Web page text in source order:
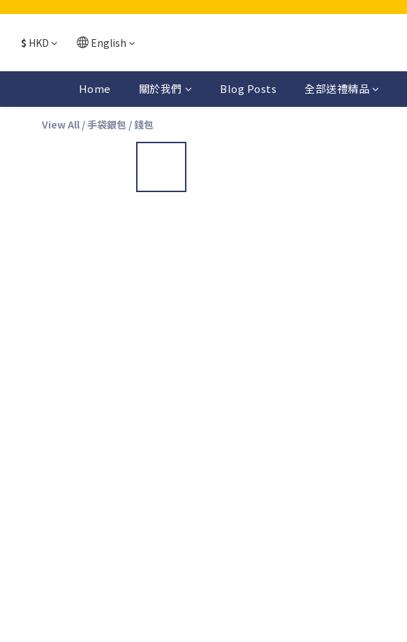
$ HKD English
Home 關於我們 Blog Posts 全部送禮精品
View All /手袋銀包 /錢包